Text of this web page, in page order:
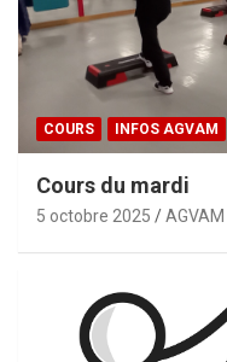
COURS INFOS AGVAM
Cours du mardi
5 octobre 2025 AGVAM